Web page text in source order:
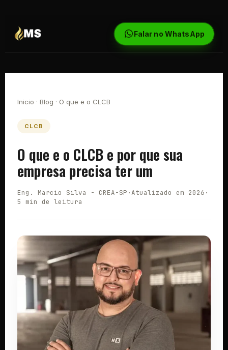
Falar no WhatsApp
Inicio · Blog · O que e o CLCB
CLCB
O que e o CLCB e por que sua
empresa precisa ter um
Eng. Marcio Silva - CREA-SP ·Atualizado em 2026 ·
5 min de leitura